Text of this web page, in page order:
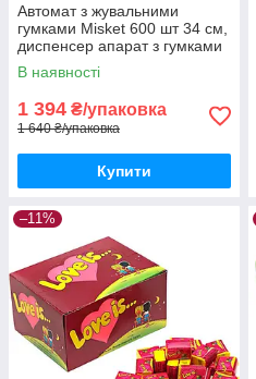
Автомат з жувальними
гумками Misket 600 шт 34 см,
диспенсер апарат з гумками
2.7 кг Туреччина
В наявності
1 394 ₴/упаковка
1 640 ₴/упаковка
Купити
–11%